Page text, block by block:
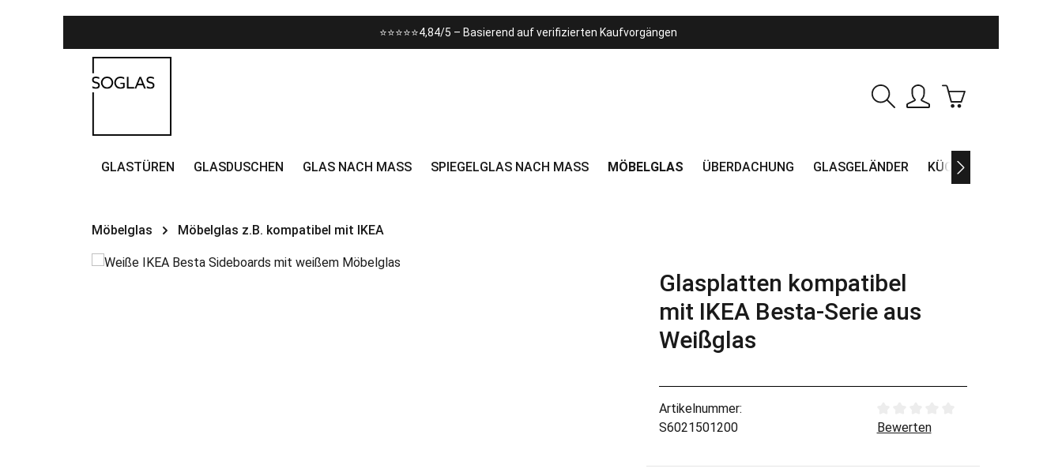
⭐⭐⭐⭐⭐4,84/5 – Basierend auf verifizierten Kaufvorgängen
Warenkorb
GLASTÜREN GLASDUSCHEN GLAS NACH MASS SPIEGELGLAS NACH MASS MÖBELGLAS ÜBERDACHUNG GLASGELÄNDER KÜCHENRÜCKWAND
Möbelglas Möbelglas z.B. kompatibel mit IKEA
Bildergalerie überspringen
Glasplatten kompatibel
mit IKEA Besta-Serie aus
Weißglas
Artikelnummer:
S6021501200
Durchschnittliche Bewertung
Bewerten